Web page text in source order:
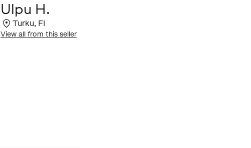
Ulpu H.
Turku, FI
View all from this seller